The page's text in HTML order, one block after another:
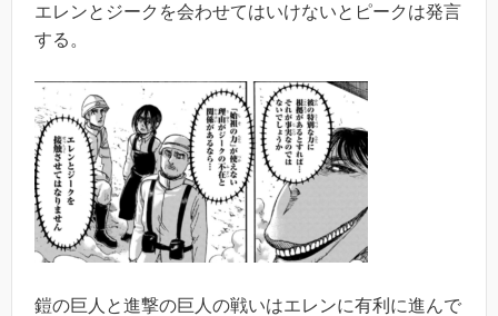
エレンとジークを会わせてはいけないとピークは発言
する。
鎧の巨人と進撃の巨人の戦いはエレンに有利に進んで